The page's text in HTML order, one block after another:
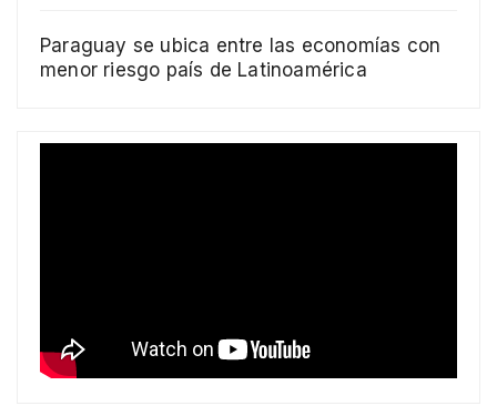
Paraguay se ubica entre las economías con
menor riesgo país de Latinoamérica